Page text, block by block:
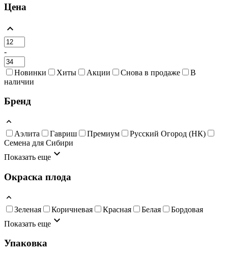
Цена
-
Новинки Хиты Акции Снова в продаже
В
наличии
Бренд
Аэлита Гавриш Премиум
Русский Огород (НК)
Семена для Сибири
Показать еще
Окраска плода
Зеленая Коричневая Красная Белая
Бордовая
Показать еще
Упаковка